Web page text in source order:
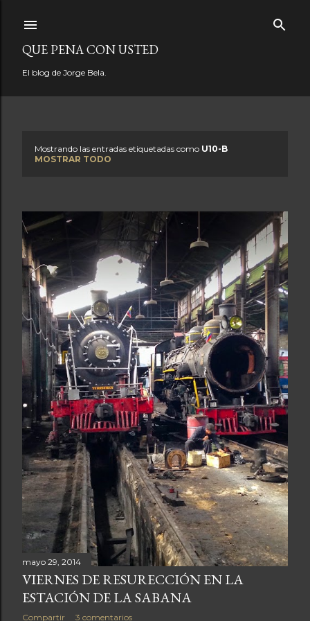
QUE PENA CON USTED
El blog de Jorge Bela.
t
r
a
d
a
s
Mostrando las entradas etiquetadas como U10-B
MOSTRAR TODO
mayo 29, 2014
VIERNES DE RESURECCIÓN EN LA
ESTACIÓN DE LA SABANA
Compartir 3 comentarios